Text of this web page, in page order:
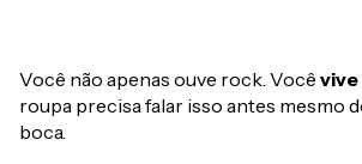
Você não apenas ouve rock. Você vive
roupa precisa falar isso antes mesmo
boca.